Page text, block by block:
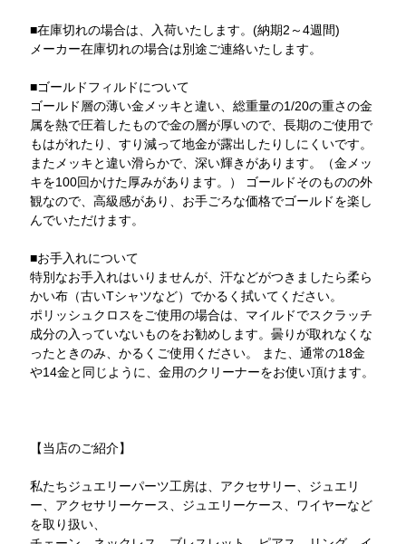
■在庫切れの場合は、入荷いたします。(納期2～4週間)
メーカー在庫切れの場合は別途ご連絡いたします。
■ゴールドフィルドについて
ゴールド層の薄い金メッキと違い、総重量の1/20の重さの金
属を熱で圧着したもので金の層が厚いので、長期のご使用で
もはがれたり、すり減って地金が露出したりしにくいです。
またメッキと違い滑らかで、深い輝きがあります。（金メッ
キを100回かけた厚みがあります。） ゴールドそのものの外
観なので、高級感があり、お手ごろな価格でゴールドを楽し
んでいただけます。
■お手入れについて
特別なお手入れはいりませんが、汗などがつきましたら柔ら
かい布（古いTシャツなど）でかるく拭いてください。
ポリッシュクロスをご使用の場合は、マイルドでスクラッチ
成分の入っていないものをお勧めします。曇りが取れなくな
ったときのみ、かるくご使用ください。 また、通常の18金
や14金と同じように、金用のクリーナーをお使い頂けます。
【当店のご紹介】
私たちジュエリーパーツ工房は、アクセサリー、ジュエリ
ー、アクセサリーケース、ジュエリーケース、ワイヤーなど
を取り扱い、